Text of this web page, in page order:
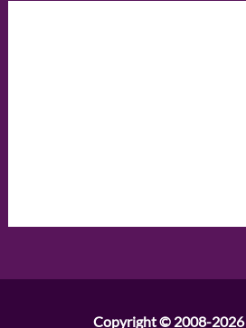
Copyright © 2008-2026